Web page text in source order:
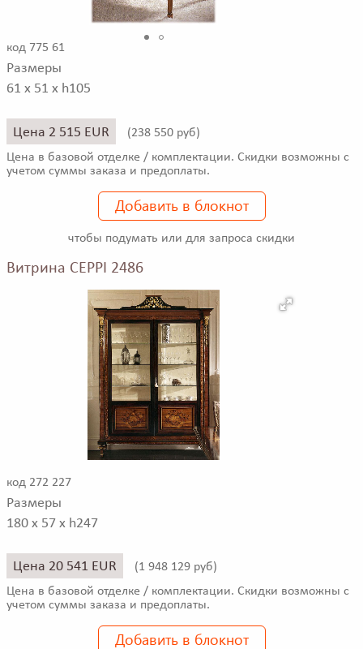
код 775 61
Размеры
61 x 51 x h105
Цена 2 515 EUR (238 550 руб)
Цена в базовой отделке / комплектации. Скидки возможны с
учетом суммы заказа и предоплаты.
Добавить в блокнот
чтобы подумать или для запроса скидки
Витрина CEPPI 2486
код 272 227
Размеры
180 x 57 x h247
Цена 20 541 EUR (1 948 129 руб)
Цена в базовой отделке / комплектации. Скидки возможны с
учетом суммы заказа и предоплаты.
Добавить в блокнот